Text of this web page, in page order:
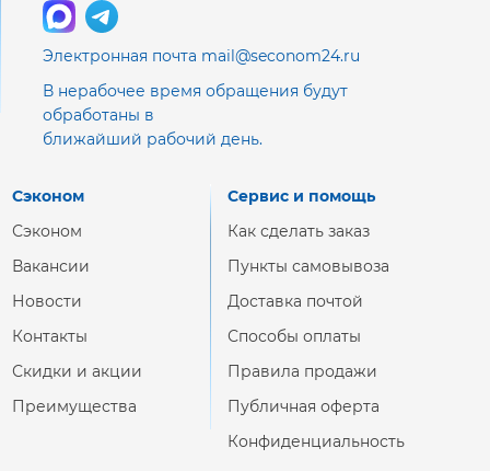
Электронная почта mail@seconom24.ru
В нерабочее время обращения будут
обработаны в
ближайший рабочий день.
Сэконом
Сэконом
Вакансии
Новости
Контакты
Скидки и акции
Преимущества
Сервис и помощь
Как сделать заказ
Пункты самовывоза
Доставка почтой
Способы оплаты
Правила продажи
Публичная оферта
Конфиденциальность